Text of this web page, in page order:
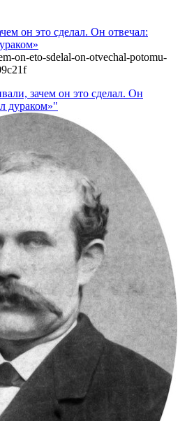
он это сделал. Он отвечал:
on-eto-sdelal-on-otvechal-potomu-
зачем он это сделал. Он
дураком»"